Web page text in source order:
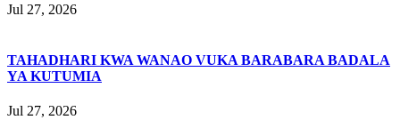
Jul 27, 2026
TAHADHARI KWA WANAO VUKA BARABARA BADALA
YA KUTUMIA
Jul 27, 2026